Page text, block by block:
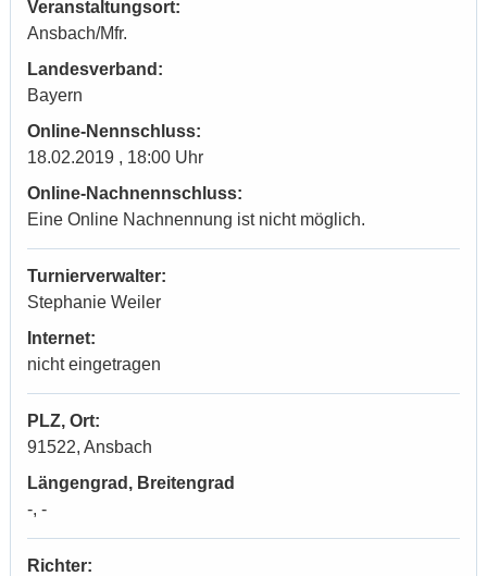
Veranstaltungsort:
Ansbach/Mfr.
Landesverband:
Bayern
Online-Nennschluss:
18.02.2019 , 18:00 Uhr
Online-Nachnennschluss:
Eine Online Nachnennung ist nicht möglich.
Turnierverwalter:
Stephanie Weiler
Internet:
nicht eingetragen
PLZ, Ort:
91522, Ansbach
Längengrad, Breitengrad
-, -
Richter: